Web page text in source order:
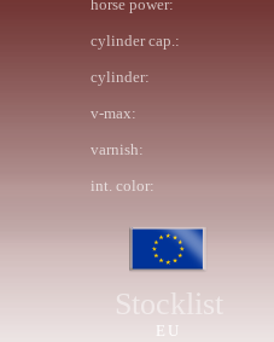
horse power:
cylinder cap.:
cylinder:
v-max:
varnish:
int. color:
Stocklist
EU